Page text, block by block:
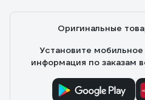
Оригинальные
Установите
информация по заказам